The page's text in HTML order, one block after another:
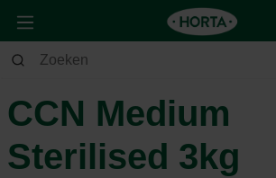
Dier Hond
CCN Medium
Sterilised 3kg